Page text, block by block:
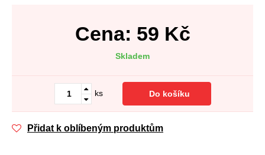
Cena: 59 Kč
Skladem
ks Do košíku
Přidat k oblíbeným produktům